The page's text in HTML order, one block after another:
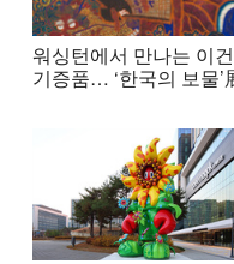
워싱턴에서 만나는 이
기증품… ‘한국의 보물’